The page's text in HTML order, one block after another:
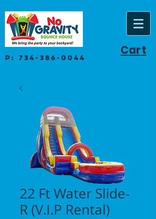
P: 734-386-0044 Cart
22 Ft Water Slide-
R (V.I.P Rental)